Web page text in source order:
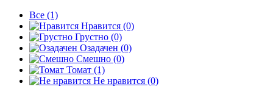
Все (1)
Нравится (0)
Грустно (0)
Озадачен (0)
Смешно (0)
Томат (1)
Не нравится (0)